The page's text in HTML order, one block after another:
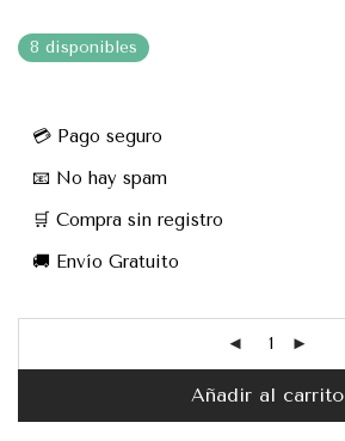
8 disponibles
💳 Pago seguro
📧 No hay spam
🛒 Compra sin registro
🚚 Envío Gratuito
Añadir al carrito